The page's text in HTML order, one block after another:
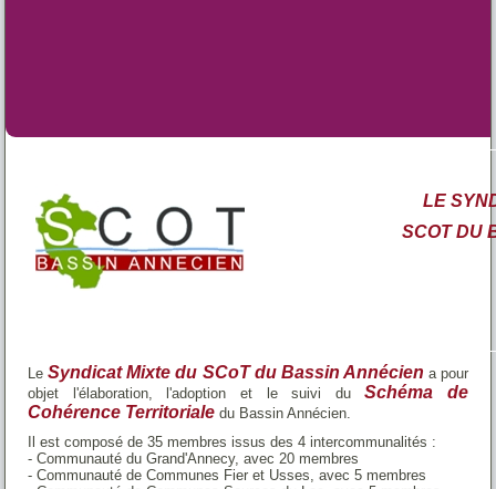
LE
SCOT DU
LeSyndicat Mixte du SCoT du Bassin Annécien a pour
objet l'élaboration, l'adoption et le suivi duSchéma de
Cohérence Territoriale du Bassin Annécien.
Il est composé de 35 membres issus des 4 intercommunalités :
- Communauté du Grand'Annecy, avec 20 membres
- Communauté de Communes Fier et Usses, avec 5 membres